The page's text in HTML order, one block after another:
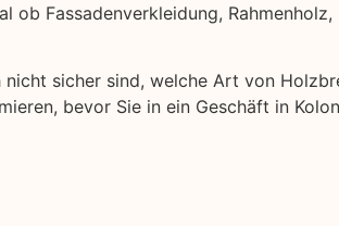
ob Fassadenverkleidung, Rahmenholz,
nicht sicher sind, welche Art von
bevor Sie in ein Geschäft in